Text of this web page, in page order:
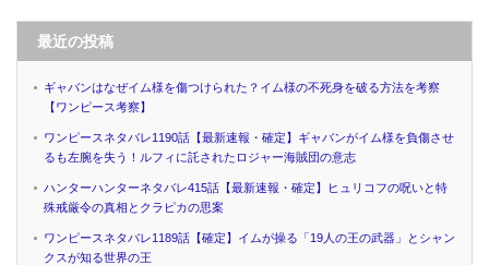
最近の投稿
ギャバンはなぜイム様を傷つけられた？イム様の不死身を破る方法を考察
【ワンピース考察】
ワンピースネタバレ1190話【最新速報・確定】ギャバンがイム様を負傷させ
るも左腕を失う！ルフィに託されたロジャー海賊団の意志
ハンターハンターネタバレ415話【最新速報・確定】ヒュリコフの呪いと特
殊戒厳令の真相とクラピカの思案
ワンピースネタバレ1189話【確定】イムが操る「19人の王の武器」とシャン
クスが知る世界の王